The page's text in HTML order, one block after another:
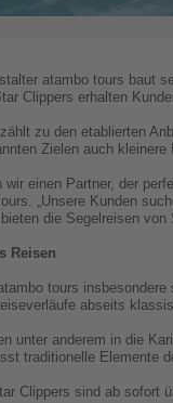
atambo tours baut
Clippers erhalten
zu den etablierten
Zielen auch
wir einen Partner, der
„Unsere Kunden
die Segelreisen von
Reisen
tours
abseits
unter anderem in die
traditionelle Elemente
Clippers sind ab sofort